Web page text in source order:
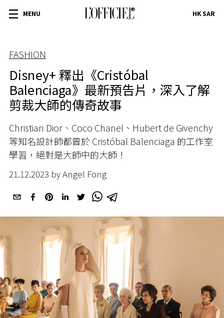
MENU HK SAR
FASHION
Disney+ 釋出《Cristóbal
Balenciaga》最新預告片，深入了解
剪裁大師的傳奇故事
Christian Dior、Coco Chanel、Hubert de Givenchy
等知名設計師都曾於 Cristóbal Balenciaga 的工作室
學習，絕對是大師中的大師！
21.12.2023 by Angel Fong